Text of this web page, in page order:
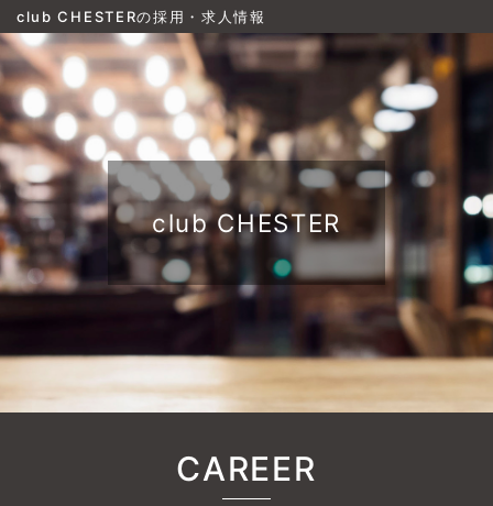
club CHESTERの採用・求人情報
club CHESTER
CAREER